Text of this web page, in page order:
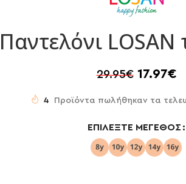
Παντελόνι LOSAN
29.95€ 17.97€
4 Προϊόντα πωλήθηκαν τα
ΕΠΙΛΈΞΤΕ ΜΈΓΕΘΟΣ